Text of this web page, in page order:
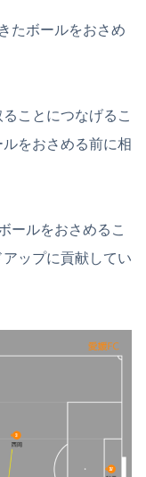
たボールをおさめ
ことにつなげるこ
をおさめる前に相
ールをおさめるこ
ップに貢献してい